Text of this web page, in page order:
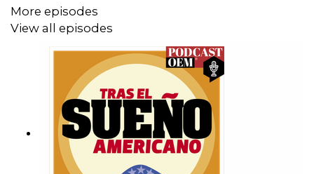
More episodes
View all episodes